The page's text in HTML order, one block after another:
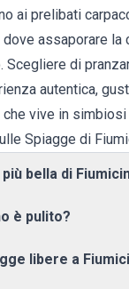
ai prelibati
assaporare la
Scegliere di
autentica,
vive in simbiosi
Spiagge di
bella di
è pulito?
libere a